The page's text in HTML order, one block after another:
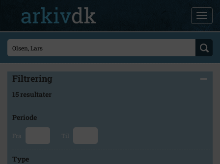
Filtrering
15 resultater
Periode
Fra Til
Type